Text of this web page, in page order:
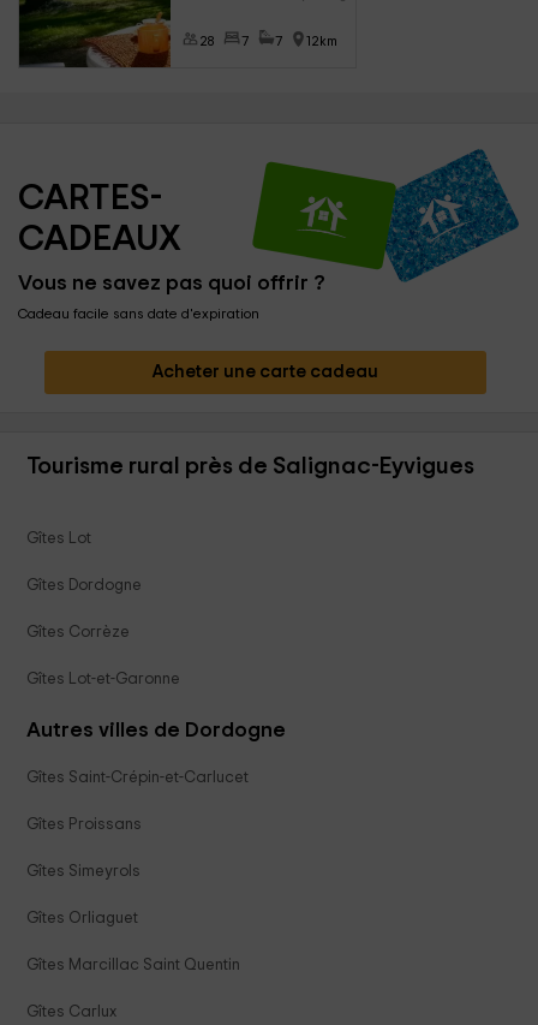
28 7 7 12km
CARTES-
CADEAUX
Vous ne savez pas quoi offrir ?
Cadeau facile sans date d'expiration
Acheter une carte cadeau
Tourisme rural près de Salignac-Eyvigues
Gîtes Lot
Gîtes Dordogne
Gîtes Corrèze
Gîtes Lot-et-Garonne
Autres villes de Dordogne
Gîtes Saint-Crépin-et-Carlucet
Gîtes Proissans
Gîtes Simeyrols
Gîtes Orliaguet
Gîtes Marcillac Saint Quentin
Gîtes Carlux